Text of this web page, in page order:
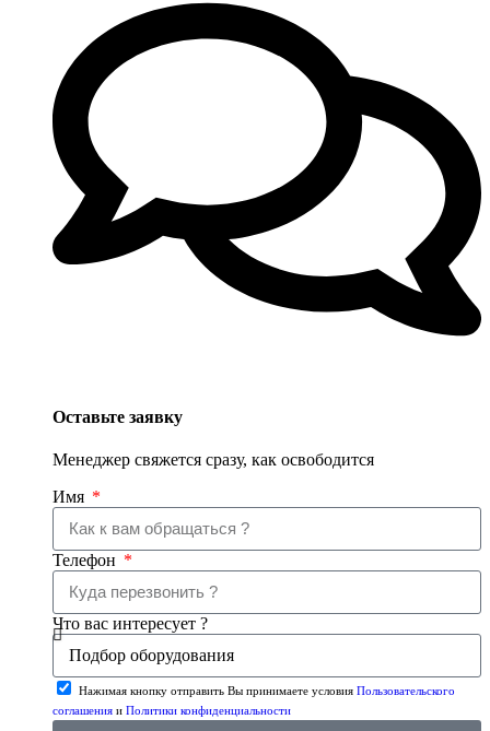
Оставьте заявку
Менеджер свяжется сразу, как освободится
Имя
Телефон
Что вас интересует ?
Нажимая кнопку отправить Вы принимаете условия Пользовательского
соглашения и Политики конфиденциальности